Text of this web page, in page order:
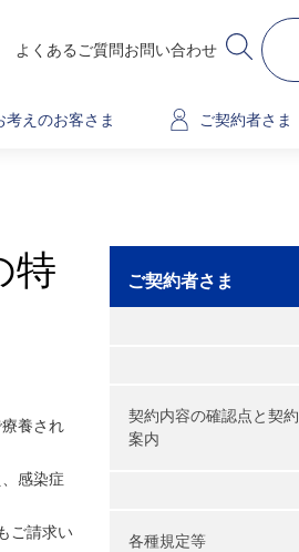
よくあるご質問お問い合わせ
考えのお客さま ご契約者さま
特
養され
感染症
ご請求い
ご契約者さま
契約内容の確認点と契
案内
各種規定等